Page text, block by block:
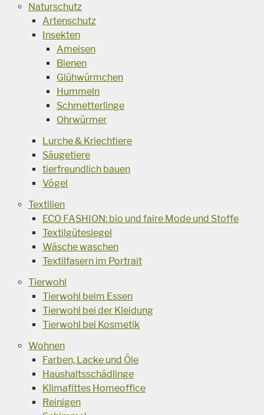
Naturschutz
Artenschutz
Insekten
Ameisen
Bienen
Glühwürmchen
Hummeln
Schmetterlinge
Ohrwürmer
Lurche & Kriechtiere
Säugetiere
tierfreundlich bauen
Vögel
Textilien
ECO FASHION: bio und faire Mode und Stoffe
Textilgütesiegel
Wäsche waschen
Textilfasern im Portrait
Tierwohl
Tierwohl beim Essen
Tierwohl bei der Kleidung
Tierwohl bei Kosmetik
Wohnen
Farben, Lacke und Öle
Haushaltsschädlinge
Klimafittes Homeoffice
Reinigen